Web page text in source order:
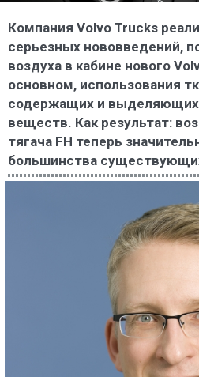
Компания Volvo Trucks
серьезных нововведений,
воздуха в кабине нового
основном, использования
содержащих и
веществ. Как результат:
тягача FH теперь
большинства